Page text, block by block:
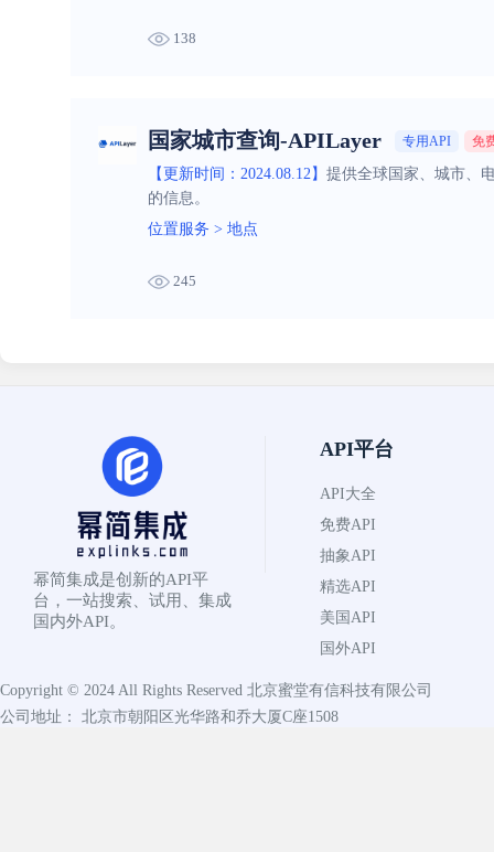
138
国家城市查询-APILayer 专用API 免
【更新时间：2024.08.12】 提供全球国家、城市、
的信息。
位置服务 > 地点
245
幂简集成是创新的API平
台，一站搜索、试用、集成
国内外API。
API平台
API大全
免费API
抽象API
精选API
美国API
国外API
Copyright © 2024 All Rights Reserved 北京蜜堂有信科技有限公司
公司地址： 北京市朝阳区光华路和乔大厦C座1508